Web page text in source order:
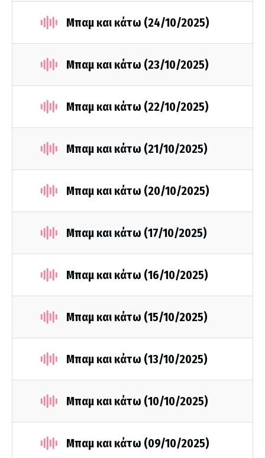
Μπαμ και κάτω (24/10/2025)
Μπαμ και κάτω (23/10/2025)
Μπαμ και κάτω (22/10/2025)
Μπαμ και κάτω (21/10/2025)
Μπαμ και κάτω (20/10/2025)
Μπαμ και κάτω (17/10/2025)
Μπαμ και κάτω (16/10/2025)
Μπαμ και κάτω (15/10/2025)
Μπαμ και κάτω (13/10/2025)
Μπαμ και κάτω (10/10/2025)
Μπαμ και κάτω (09/10/2025)